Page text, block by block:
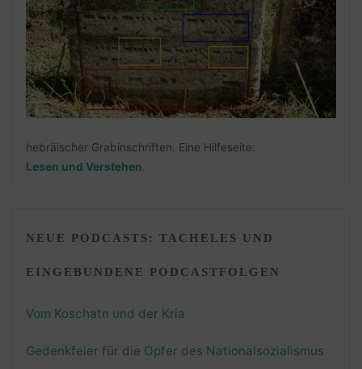
hebräischer Grabinschriften. Eine Hilfeseite:
Lesen und Verstehen
NEUE PODCASTS: TACHELES UND
EINGEBUNDENE PODCASTFOLGEN
Vom Koschatn und der Kria
Gedenkfeier für die Opfer des Nationalsozialismus